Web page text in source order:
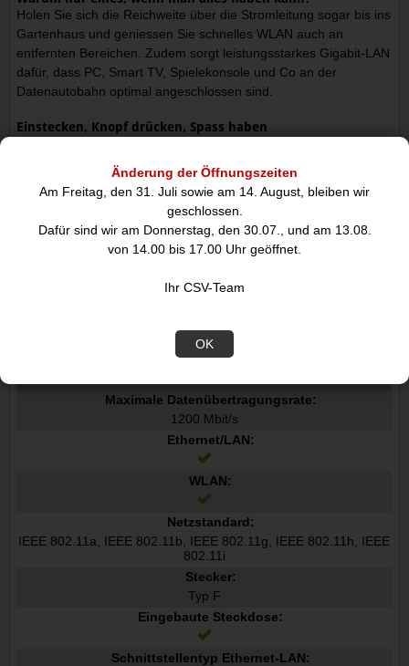
Änderung der Öffnungszeiten
Am Freitag, den 31. Juli sowie am 14. August, bleiben wir
geschlossen.
Dafür sind wir am Donnerstag, den 30.07., und am 13.08.
von 14.00 bis 17.00 Uhr geöffnet.
Ihr CSV-Team
OK
Holen Sie sich die Reichweite über die Stromleitung sogar bis ins
Gartenhaus und geniessen Sie schnelles WLAN auch an
entfernten Bereichen. Zudem sorgt leistungsstarkes Gigabit-LAN
dafür, dass PC, Smart TV, Spielekonsole und Co an der
Datenautobahn optimal angeschlossen sind.
Einstecken, Knopf drücken, Spass haben
die vor allem eins ist: einfach. Stecken Sie die sicher
verschlüsselten Geräte in die Steckdose und mit einem
einfachen Tastendruck ist FRITZ!Powerline einsatzbereit.
Ebenso schnell erweitern Sie ein bestehendes Powerline-
Netzwerk oder ergänzen es mit WLAN.
Maximale Datenübertragungsrate:
1200 Mbit/s
Ethernet/LAN:
WLAN:
Netzstandard:
IEEE 802.11a, IEEE 802.11b, IEEE 802.11g, IEEE 802.11h, IEEE
802.11i
Stecker:
Typ F
Eingebaute Steckdose:
Schnittstellentyp Ethernet-LAN: